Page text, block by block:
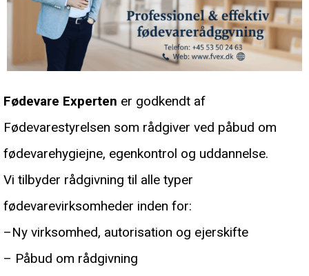
Fødevare Experten er godkendt af
Fødevarestyrelsen som rådgiver ved påbud om
fødevarehygiejne, egenkontrol og uddannelse.
Vi tilbyder rådgivning til alle typer
fødevarevirksomheder inden for:
–Ny virksomhed, autorisation og ejerskifte
– Påbud om rådgivning